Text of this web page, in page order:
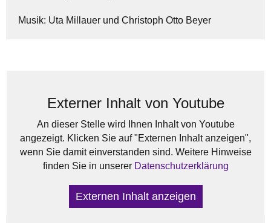
Musik: Uta Millauer und Christoph Otto Beyer
Externer Inhalt von Youtube
An dieser Stelle wird Ihnen Inhalt von Youtube
angezeigt. Klicken Sie auf "Externen Inhalt anzeigen",
wenn Sie damit einverstanden sind. Weitere Hinweise
finden Sie in unserer Datenschutzerklärung
Externen Inhalt anzeigen